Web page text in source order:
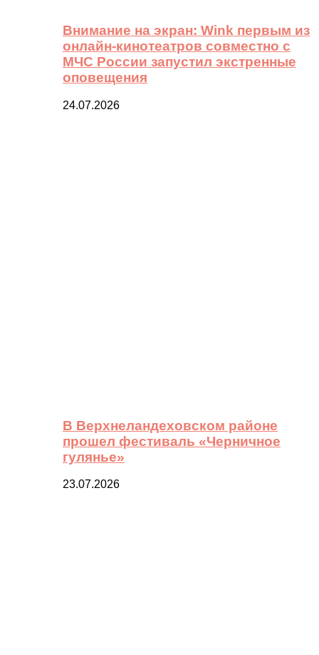
Внимание на экран: Wink первым из
онлайн-кинотеатров совместно с
МЧС России запустил экстренные
оповещения
24.07.2026
В Верхнеландеховском районе
прошел фестиваль «Черничное
гулянье»
23.07.2026